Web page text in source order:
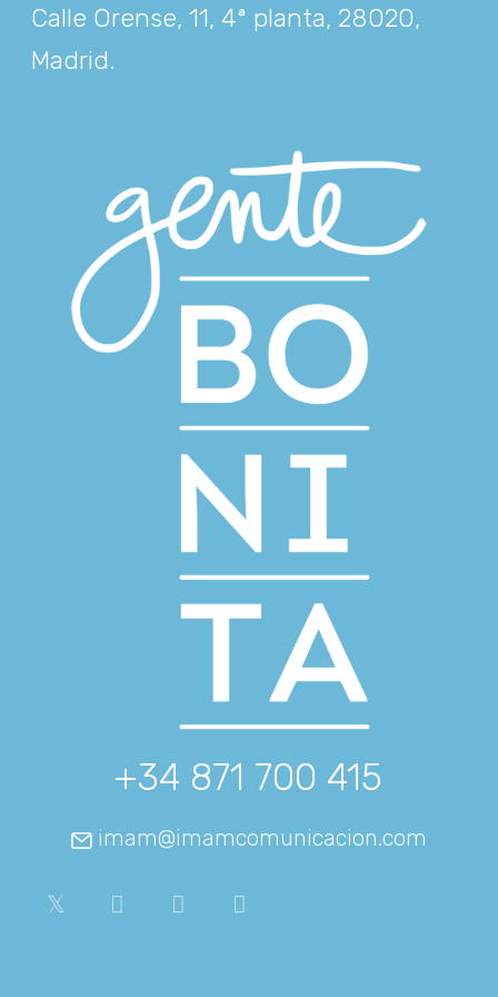
Calle Orense, 11, 4ª planta, 28020,
Madrid.
+34 871 700 415
imam@imamcomunicacion.com